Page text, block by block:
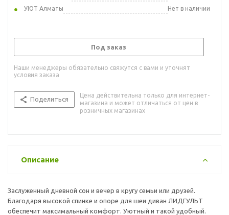
УЮТ Алматы
Нет в наличии
Под заказ
Наши менеджеры обязательно свяжутся с вами и уточнят
условия заказа
Поделиться
Цена действительна только для интернет-
магазина и может отличаться от цен в
розничных магазинах
Описание
Заслуженный дневной сон и вечер в кругу семьи или друзей.
Благодаря высокой спинке и опоре для шеи диван ЛИДГУЛЬТ
обеспечит максимальный комфорт. Уютный и такой удобный.